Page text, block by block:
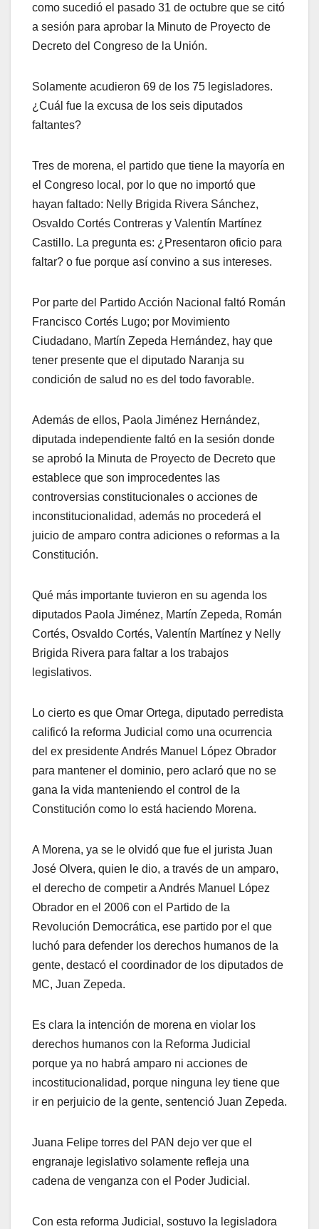
como sucedió el pasado 31 de octubre que se citó
a sesión para aprobar la Minuto de Proyecto de
Decreto del Congreso de la Unión.
Solamente acudieron 69 de los 75 legisladores.
¿Cuál fue la excusa de los seis diputados
faltantes?
Tres de morena, el partido que tiene la mayoría en
el Congreso local, por lo que no importó que
hayan faltado: Nelly Brigida Rivera Sánchez,
Osvaldo Cortés Contreras y Valentín Martínez
Castillo. La pregunta es: ¿Presentaron oficio para
faltar? o fue porque así convino a sus intereses.
Por parte del Partido Acción Nacional faltó Román
Francisco Cortés Lugo; por Movimiento
Ciudadano, Martín Zepeda Hernández, hay que
tener presente que el diputado Naranja su
condición de salud no es del todo favorable.
Además de ellos, Paola Jiménez Hernández,
diputada independiente faltó en la sesión donde
se aprobó la Minuta de Proyecto de Decreto que
establece que son improcedentes las
controversias constitucionales o acciones de
inconstitucionalidad, además no procederá el
juicio de amparo contra adiciones o reformas a la
Constitución.
Qué más importante tuvieron en su agenda los
diputados Paola Jiménez, Martín Zepeda, Román
Cortés, Osvaldo Cortés, Valentín Martínez y Nelly
Brigida Rivera para faltar a los trabajos
legislativos.
Lo cierto es que Omar Ortega, diputado perredista
calificó la reforma Judicial como una ocurrencia
del ex presidente Andrés Manuel López Obrador
para mantener el dominio, pero aclaró que no se
gana la vida manteniendo el control de la
Constitución como lo está haciendo Morena.
A Morena, ya se le olvidó que fue el jurista Juan
José Olvera, quien le dio, a través de un amparo,
el derecho de competir a Andrés Manuel López
Obrador en el 2006 con el Partido de la
Revolución Democrática, ese partido por el que
luchó para defender los derechos humanos de la
gente, destacó el coordinador de los diputados de
MC, Juan Zepeda.
Es clara la intención de morena en violar los
derechos humanos con la Reforma Judicial
porque ya no habrá amparo ni acciones de
incostitucionalidad, porque ninguna ley tiene que
ir en perjuicio de la gente, sentenció Juan Zepeda.
Juana Felipe torres del PAN dejo ver que el
engranaje legislativo solamente refleja una
cadena de venganza con el Poder Judicial.
Con esta reforma Judicial, sostuvo la legisladora